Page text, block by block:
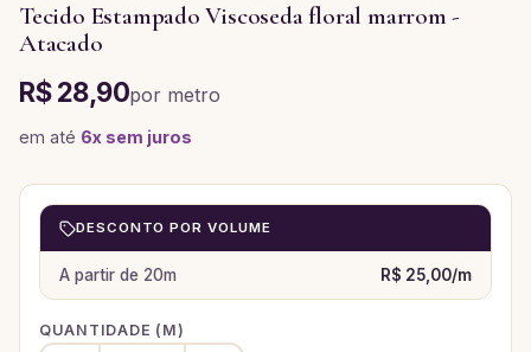
Tecido Estampado Viscoseda floral marrom -
Atacado
R$ 28,90por metro
em até 6x sem juros
DESCONTO POR VOLUME
A partir de 20m R$ 25,00/m
QUANTIDADE ( M)